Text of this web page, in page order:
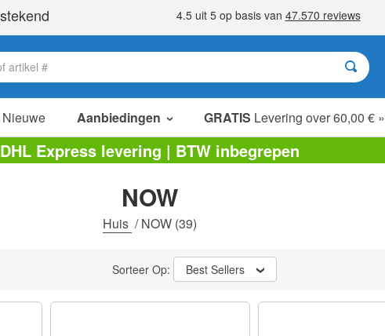
Nieuwe Aanbiedingen GRATIS Levering over 60,00 € »
verkoop items
value packs
opruiming
DHL Express levering | BTW inbegrepen
NOW
Huis /NOW (39)
Sorteer Op: Best Sellers